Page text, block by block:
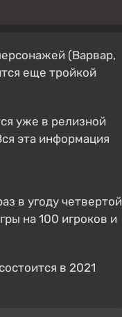
(Варвар,
еще тройкой
уже в релизной
эта информация
в угоду четвертой
на 100 игроков и
в 2021